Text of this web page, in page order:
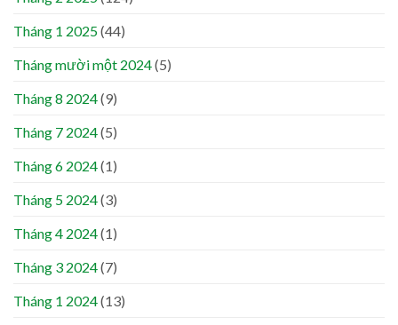
Tháng 1 2025(44)
Tháng mười một 2024(5)
Tháng 8 2024(9)
Tháng 7 2024(5)
Tháng 6 2024(1)
Tháng 5 2024(3)
Tháng 4 2024(1)
Tháng 3 2024(7)
Tháng 1 2024(13)